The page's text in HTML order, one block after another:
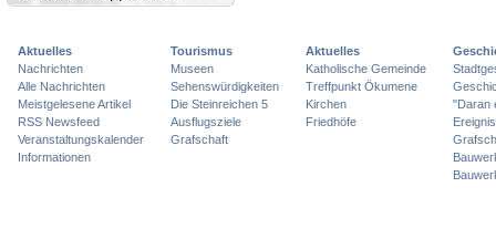
Aktuelles
Nachrichten
Alle Nachrichten
Meistgelesene Artikel
RSS Newsfeed
Veranstaltungskalender
Informationen
Tourismus
Museen
Sehenswürdigkeiten
Die Steinreichen 5
Ausflugsziele
Grafschaft
Aktuelles
Katholische Gemeinde
Treffpunkt Ökumene
Kirchen
Friedhöfe
"Daran